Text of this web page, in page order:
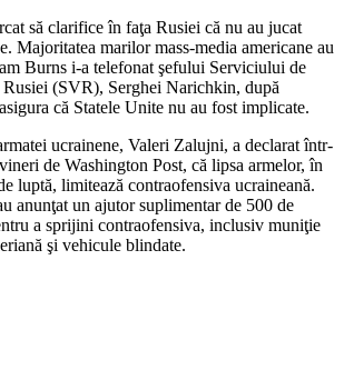
să clarifice în faţa Rusiei că nu au jucat
Majoritatea marilor mass-media americane au
Burns i-a telefonat şefului Serviciului de
(SVR), Serghei Narichkin, după
că Statele Unite nu au fost implicate.
ucrainene, Valeri Zalujni, a declarat într-
de Washington Post, că lipsa armelor, în
luptă, limitează contraofensiva ucraineană.
anunţat un ajutor suplimentar de 500 de
a sprijini contraofensiva, inclusiv muniţie
şi vehicule blindate.